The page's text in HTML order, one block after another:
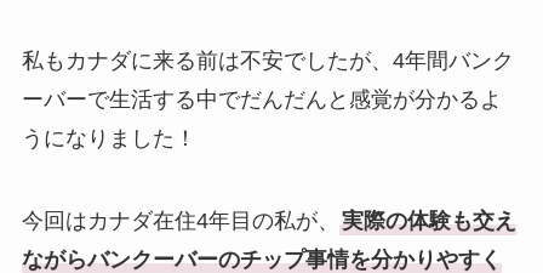
私もカナダに来る前は不安でしたが、4年間バンク
ーバーで生活する中でだんだんと感覚が分かるよ
うになりました！
今回はカナダ在住4年目の私が、 実際の体験も交え
ながらバンクーバーのチップ事情を分かりやすく